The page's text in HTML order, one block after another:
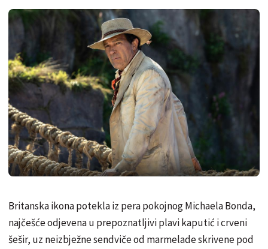
Britanska ikona potekla iz pera pokojnog Michaela Bonda,
najčešće odjevena u prepoznatljivi plavi kaputić i crveni
šešir, uz neizbježne sendviče od marmelade skrivene pod